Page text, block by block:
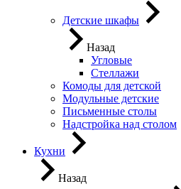
Детские шкафы
Назад
Угловые
Стеллажи
Комоды для детской
Модульные детские
Письменные столы
Надстройка над столом
Кухни
Назад